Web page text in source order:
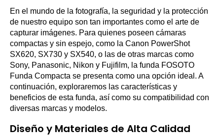
En el mundo de la fotografía, la seguridad y la protección
de nuestro equipo son tan importantes como el arte de
capturar imágenes. Para quienes poseen cámaras
compactas y sin espejo, como la Canon PowerShot
SX620, SX730 y SX540, o las de otras marcas como
Sony, Panasonic, Nikon y Fujifilm, la funda FOSOTO
Funda Compacta se presenta como una opción ideal. A
continuación, exploraremos las características y
beneficios de esta funda, así como su compatibilidad con
diversas marcas y modelos.
Diseño y Materiales de Alta Calidad